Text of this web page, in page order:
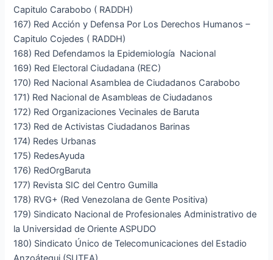
Capitulo Carabobo ( RADDH)
167) Red Acción y Defensa Por Los Derechos Humanos –
Capitulo Cojedes ( RADDH)
168) Red Defendamos la Epidemiología Nacional
169) Red Electoral Ciudadana (REC)
170) Red Nacional Asamblea de Ciudadanos Carabobo
171) Red Nacional de Asambleas de Ciudadanos
172) Red Organizaciones Vecinales de Baruta
173) Red de Activistas Ciudadanos Barinas
174) Redes Urbanas
175) RedesAyuda
176) RedOrgBaruta
177) Revista SIC del Centro Gumilla
178) RVG+ (Red Venezolana de Gente Positiva)
179) Sindicato Nacional de Profesionales Administrativo de
la Universidad de Oriente ASPUDO
180) Sindicato Único de Telecomunicaciones del Estadio